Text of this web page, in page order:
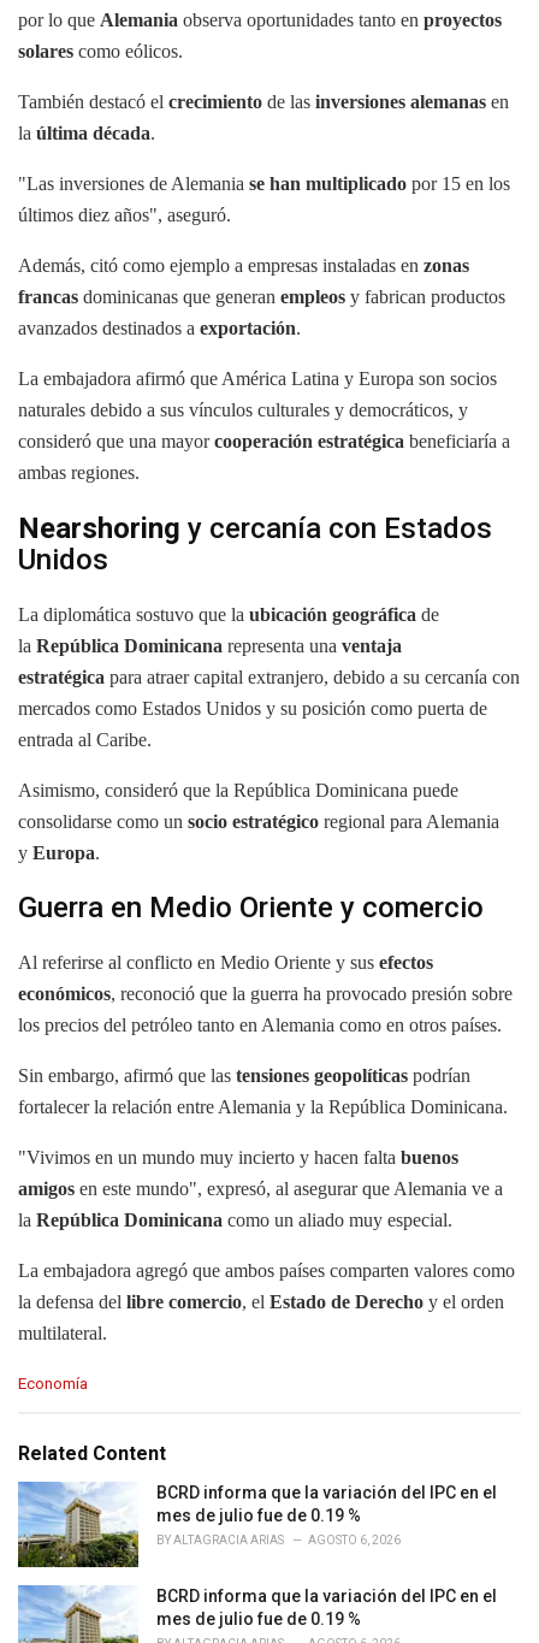
por lo que Alemania observa oportunidades tanto en proyectos
solares como eólicos.
También destacó el crecimiento de las inversiones alemanas en
la última década.
"Las inversiones de Alemania se han multiplicado por 15 en los
últimos diez años", aseguró.
Además, citó como ejemplo a empresas instaladas en zonas
francas dominicanas que generan empleos y fabrican productos
avanzados destinados a exportación.
La embajadora afirmó que América Latina y Europa son socios
naturales debido a sus vínculos culturales y democráticos, y
consideró que una mayorcooperación estratégica beneficiaría a
ambas regiones.
Nearshoring y cercanía con Estados
Unidos
La diplomática sostuvo que la ubicación geográfica de
la República Dominicana representa una ventaja
estratégica para atraer capital extranjero, debido a su cercanía con
mercados como Estados Unidos y su posición como puerta de
entrada al Caribe.
Asimismo, consideró que la República Dominicana puede
consolidarse como un socio estratégico regional para Alemania
y Europa.
Guerra en Medio Oriente y comercio
Al referirse al conflicto en Medio Oriente y sus efectos
económicos, reconoció que la guerra ha provocado presión sobre
los precios del petróleo tanto en Alemania como en otros países.
Sin embargo, afirmó que las tensiones geopolíticas podrían
fortalecer la relación entre Alemania y la República Dominicana.
"Vivimos en un mundo muy incierto y hacen falta buenos
amigos en este mundo", expresó, al asegurar que Alemania ve a
la República Dominicana como un aliado muy especial.
La embajadora agregó que ambos países comparten valores como
la defensa del libre comercio, el Estado de Derecho y el orden
multilateral.
C
e
o
r
i
e
:
Economía
Related Content
BCRD informa que la variación del IPC en el
mes de julio fue de 0.19 %
BYALTAGRACIA ARIAS AGOSTO 6, 2026
BCRD informa que la variación del IPC en el
mes de julio fue de 0.19 %